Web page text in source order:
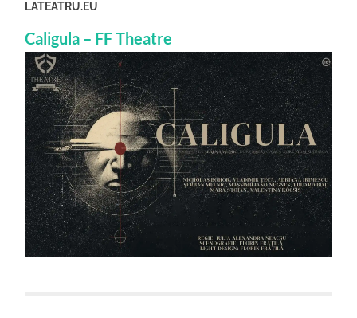
LATEATRU.EU
Caligula – FF Theatre